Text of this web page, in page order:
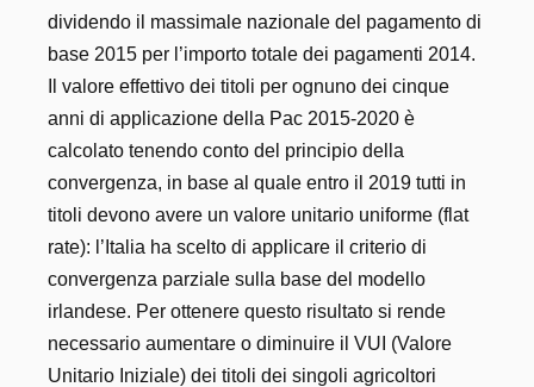
dividendo il massimale nazionale del pagamento di
base 2015 per l’importo totale dei pagamenti 2014.
Il valore effettivo dei titoli per ognuno dei cinque
anni di applicazione della Pac 2015-2020 è
calcolato tenendo conto del principio della
convergenza, in base al quale entro il 2019 tutti in
titoli devono avere un valore unitario uniforme (flat
rate): l’Italia ha scelto di applicare il criterio di
convergenza parziale sulla base del modello
irlandese. Per ottenere questo risultato si rende
necessario aumentare o diminuire il VUI (Valore
Unitario Iniziale) dei titoli dei singoli agricoltori